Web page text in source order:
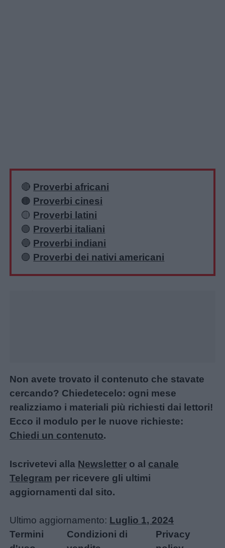
Privacy
policy
🔴 Proverbi africani
🟠 Proverbi cinesi
🟡 Proverbi latini
🟢 Proverbi italiani
🔵 Proverbi indiani
🟣 Proverbi dei nativi americani
Non avete trovato il contenuto che stavate
cercando? Chiedetecelo: ogni mese
realizziamo i materiali più richiesti dai lettori!
Ecco il modulo per le nuove richieste:
Chiedi un contenuto.
Iscrivetevi alla Newsletter o al canale
Telegram per ricevere gli ultimi
aggiornamenti dal sito.
Ultimo aggiornamento: Luglio 1, 2024
Termini
Condizioni di
Privacy